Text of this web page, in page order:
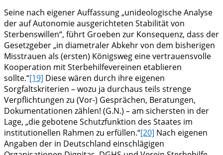
Seine nach eigener Auffassung „unideologische Analyse
der auf Autonomie ausgerichteten Stabilität von
Sterbenswillen“, führt Groeben zur Konsequenz, dass der
Gesetzgeber „in diametraler Abkehr von dem bisherigen
Misstrauen als (ersten) Königsweg eine vertrauensvolle
Kooperation mit Sterbehilfevereinen etablieren
sollte.“[19] Diese wären durch ihre eigenen
Sorgfaltskriterien – wozu ja durchaus teils strenge
Verpflichtungen zu (Vor-) Gesprächen, Beratungen,
Dokumentationen zählen! (G.N.) – am sichersten in der
Lage, „die gebotene Schutzfunktion des Staates im
institutionellen Rahmen zu erfüllen.“[20] Nach eigenen
Angaben der in Deutschland einschlägigen